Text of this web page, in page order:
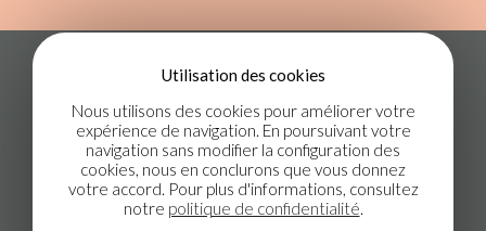
VOIR LES DISPONIBILITÉS
1 819 642-0064
espaceducarmel@gmail.com
134-A rue du Carmel, Danville, Québec, J0A 1A0
Utilisation des cookies
Nous utilisons des cookies pour améliorer votre
expérience de navigation. En poursuivant votre
navigation sans modifier la configuration des
cookies, nous en conclurons que vous donnez
votre accord. Pour plus d'informations, consultez
notre politique de confidentialité.